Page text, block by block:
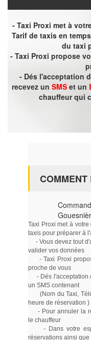
- Taxi Proxi met à
Tarif de taxis en
du taxi
- Taxi Proxi propose
- Dés l'acceptation
recevez un SMSet un
chauffeur qui
COMMENT
Taxi Proxi met à
taxis pour préparer à
- Vous devez tout
valider vos données
- Taxi Proxi
proche de vous
- Dés l'acceptation
un SMS contenant
(Nom du Taxi,
heure de réservation )
- Pour annuler la
le chauffeur
- Dans votre
réservations ainsi que